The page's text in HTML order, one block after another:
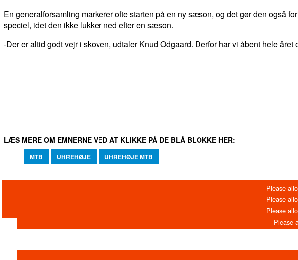
En generalforsamling markerer ofte starten på en ny sæson, og det gør den også
speciel, idet den ikke lukker ned efter en sæson.
-Der er altid godt vejr i skoven, udtaler Knud Odgaard. Derfor har vi åbent hele året
LÆS MERE OM EMNERNE VED AT KLIKKE PÅ DE BLÅ BLOKKE HER:
MTB UHREHØJE UHREHØJE MTB